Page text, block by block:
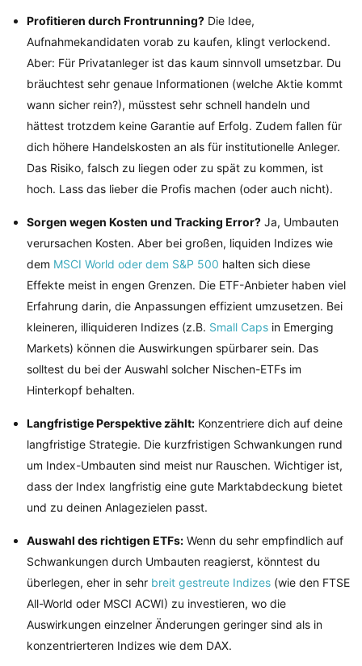
Profitieren durch Frontrunning? Die Idee,
Aufnahmekandidaten vorab zu kaufen, klingt verlockend.
Aber: Für Privatanleger ist das kaum sinnvoll umsetzbar. Du
bräuchtest sehr genaue Informationen (welche Aktie kommt
wann sicher rein?), müsstest sehr schnell handeln und
hättest trotzdem keine Garantie auf Erfolg. Zudem fallen für
dich höhere Handelskosten an als für institutionelle Anleger.
Das Risiko, falsch zu liegen oder zu spät zu kommen, ist
hoch. Lass das lieber die Profis machen (oder auch nicht).
Sorgen wegen Kosten und Tracking Error? Ja, Umbauten
verursachen Kosten. Aber bei großen, liquiden Indizes wie
dem MSCI World oder dem S&P 500 halten sich diese
Effekte meist in engen Grenzen. Die ETF-Anbieter haben viel
Erfahrung darin, die Anpassungen effizient umzusetzen. Bei
kleineren, illiquideren Indizes (z.B. Small Caps in Emerging
Markets) können die Auswirkungen spürbarer sein. Das
solltest du bei der Auswahl solcher Nischen-ETFs im
Hinterkopf behalten.
Langfristige Perspektive zählt: Konzentriere dich auf deine
langfristige Strategie. Die kurzfristigen Schwankungen rund
um Index-Umbauten sind meist nur Rauschen. Wichtiger ist,
dass der Index langfristig eine gute Marktabdeckung bietet
und zu deinen Anlagezielen passt.
Auswahl des richtigen ETFs: Wenn du sehr empfindlich auf
Schwankungen durch Umbauten reagierst, könntest du
überlegen, eher in sehr breit gestreute Indizes (wie den FTSE
All-World oder MSCI ACWI) zu investieren, wo die
Auswirkungen einzelner Änderungen geringer sind als in
konzentrierteren Indizes wie dem DAX.